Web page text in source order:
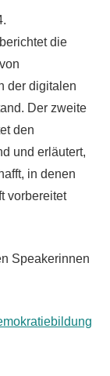
die
der digitalen
Der zweite
den
und erläutert,
in denen
vorbereitet
Speakerinnen